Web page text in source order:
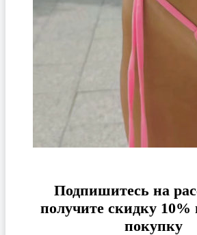
Подпишитесь на
получите скидку 10%
покупку